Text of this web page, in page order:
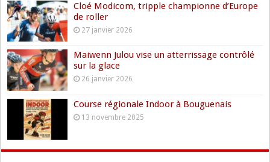
Cloé Modicom, tripple championne d’Europe
de roller
27 janvier 2026
Maiwenn Julou vise un atterrissage contrôlé
sur la glace
26 janvier 2026
Course régionale Indoor à Bouguenais
13 novembre 2025